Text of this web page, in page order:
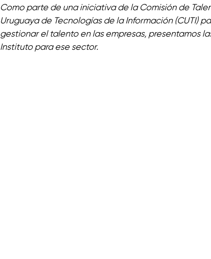
Como parte de una iniciativa de la Comisión de
Uruguaya de Tecnologías de la Información (CUTI)
gestionar el talento en las empresas, presentamos
Instituto para ese sector.